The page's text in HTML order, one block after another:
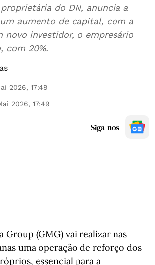
do DN, anuncia a
aumento de capital, com a
novo investidor, o empresário
com 20%.
2026, 17:49
2026, 17:49
Siga-nos
Group (GMG) vai realizar nas
uma operação de reforço dos
essencial para a